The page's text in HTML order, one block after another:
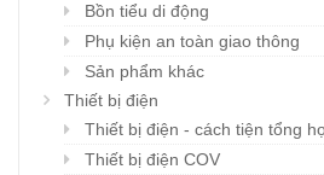
Bồn tiểu di động
Phụ kiện an toàn giao thông
Sản phẩm khác
Thiết bị điện
Thiết bị điện - cách tiện tổng
Thiết bị điện COV